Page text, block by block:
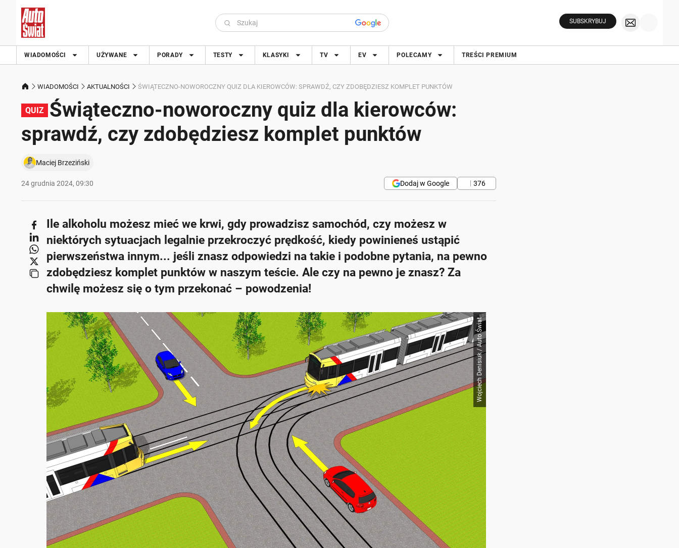
SUBSKRYBUJ
WIADOMOŚCI UŻYWANE PORADY TESTY KLASYKI TV EV POLECAMY TREŚCI PREMIUM
WIADOMOŚCI AKTUALNOŚCI ŚWIĄTECZNO-NOWOROCZNY QUIZ DLA KIEROWCÓW: SPRAWDŹ, CZY ZDOBĘDZIESZ KOMPLET PUNKTÓW
QUIZ
Świąteczno-noworoczny quiz dla kierowców:
sprawdź, czy zdobędziesz komplet punktów
Maciej Brzeziński
24 grudnia 2024, 09:30 376
Dodaj w Google
Ile alkoholu możesz mieć we krwi, gdy prowadzisz samochód, czy możesz w
niektórych sytuacjach legalnie przekroczyć prędkość, kiedy powinieneś ustąpić
pierwszeństwa innym... jeśli znasz odpowiedzi na takie i podobne pytania, na pewno
zdobędziesz komplet punktów w naszym teście. Ale czy na pewno je znasz? Za
chwilę możesz się o tym przekonać – powodzenia!
Wojciech Denisiuk / Auto Świat